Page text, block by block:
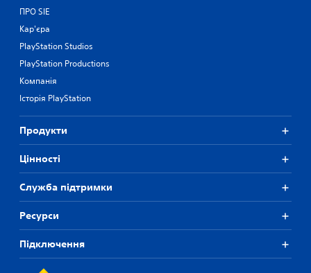
ПРО SIE
Кар'єра
PlayStation Studios
PlayStation Productions
Компанія
Історія PlayStation
Продукти
Цiнностi
Служба підтримки
Ресурси
Підключення